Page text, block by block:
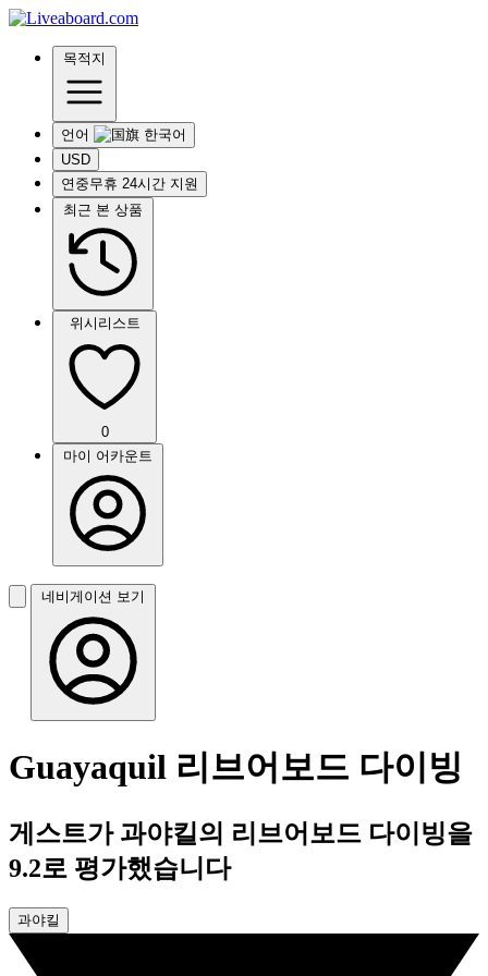
목적지
언어
USD
연중무휴 24시간 지원
최근 본 상품
위시리스트
0
마이 어카운트
네비게이션 보기
Guayaquil 리브어보드 다이빙
게스트가 과야킬의 리브어보드 다이빙을
9.2로 평가했습니다
과야킬